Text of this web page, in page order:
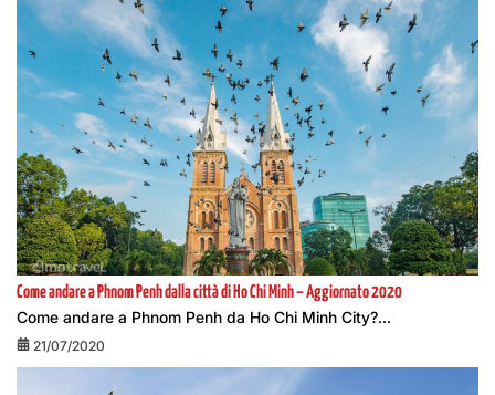
Come andare a Phnom Penh dalla città di Ho Chi Minh – Aggiornato 2020
Come andare a Phnom Penh da Ho Chi Minh City?...
21/07/2020